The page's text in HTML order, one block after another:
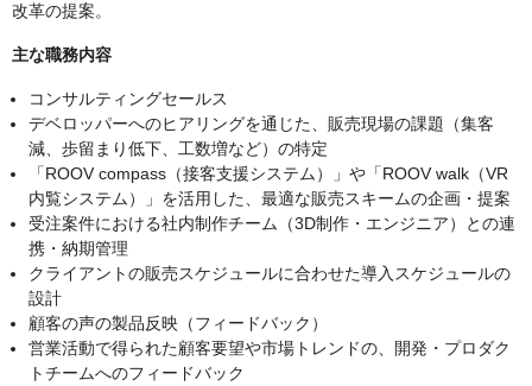
改革の提案。
主な職務内容
コンサルティングセールス
デベロッパーへのヒアリングを通じた、販売現場の課題（集客
減、歩留まり低下、工数増など）の特定
「ROOV compass（接客支援システム）」や「ROOV walk（VR
内覧システム）」を活用した、最適な販売スキームの企画・提案
受注案件における社内制作チーム（3D制作・エンジニア）との連
携・納期管理
クライアントの販売スケジュールに合わせた導入スケジュールの
設計
顧客の声の製品反映（フィードバック）
営業活動で得られた顧客要望や市場トレンドの、開発・プロダク
トチームへのフィードバック